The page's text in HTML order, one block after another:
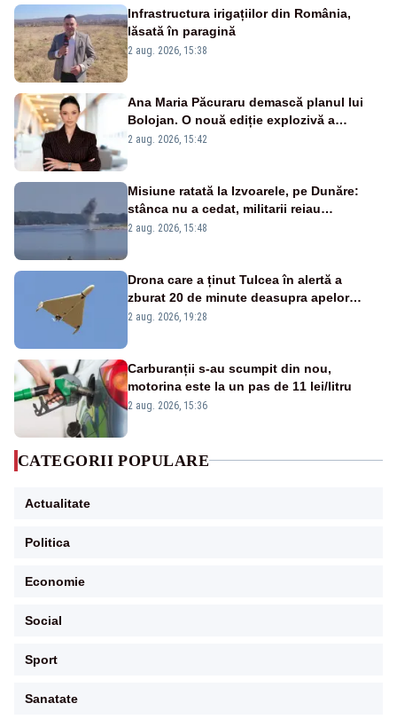
Infrastructura irigațiilor din România,
lăsată în paragină
2 aug. 2026, 15:38
Ana Maria Păcuraru demască planul lui
Bolojan. O nouă ediție explozivă a
emisiunii „Miza Zilei” la Realitatea PLUS
2 aug. 2026, 15:42
Misiune ratată la Izvoarele, pe Dunăre:
stânca nu a cedat, militarii reiau
detonările luni – VIDEO
2 aug. 2026, 15:48
Drona care a ținut Tulcea în alertă a
zburat 20 de minute deasupra apelor
României. Au fost ridicate două F-16
2 aug. 2026, 19:28
Carburanții s-au scumpit din nou,
motorina este la un pas de 11 lei/litru
2 aug. 2026, 15:36
CATEGORII POPULARE
Actualitate
Politica
Economie
Social
Sport
Sanatate